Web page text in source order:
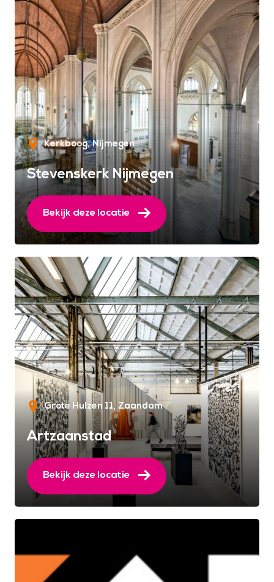
Kerkboog Nijmegen
Stevenskerk Nijmegen
Bekijk deze locatie
Grote Hulzen 11 Zaandam
Artzaanstad
Bekijk deze locatie